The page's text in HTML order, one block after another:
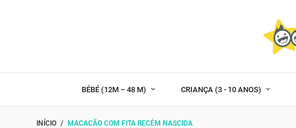
BÉBÉ (12M – 48 M) CRIANÇA (3 - 10 ANOS)
INÍCIO MACACÃO COM FITA RECÉM NASCIDA